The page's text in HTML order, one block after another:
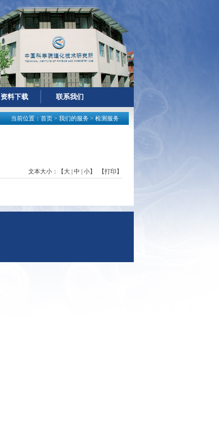
资料下载 联系我们
当前位置： 首页> 我们的服务> 检测服务
文本大小：【 大 |中 |小】 【打印 】